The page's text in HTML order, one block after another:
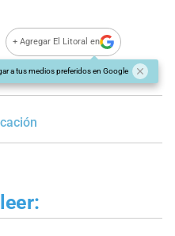
+ Agregar El Litoral en
a tus medios preferidos en Google